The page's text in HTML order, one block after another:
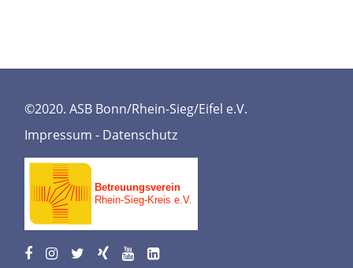
©2020. ASB Bonn/Rhein-Sieg/Eifel e.V.
Impressum - Datenschutz